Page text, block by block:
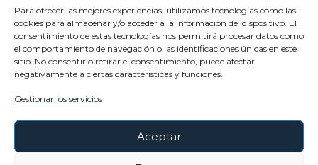
Para ofrecer las mejores experiencias, utilizamos tecnologías como las
cookies para almacenar y/o acceder a la información del dispositivo. El
consentimiento de estas tecnologías nos permitirá procesar datos como
el comportamiento de navegación o las identificaciones únicas en este
sitio. No consentir o retirar el consentimiento, puede afectar
negativamente a ciertas características y funciones.
Gestionar los servicios
Aceptar
Reciba noticias importantes directamente en su buzón de
entrada y manténgase conectado.
Política Privacidad.